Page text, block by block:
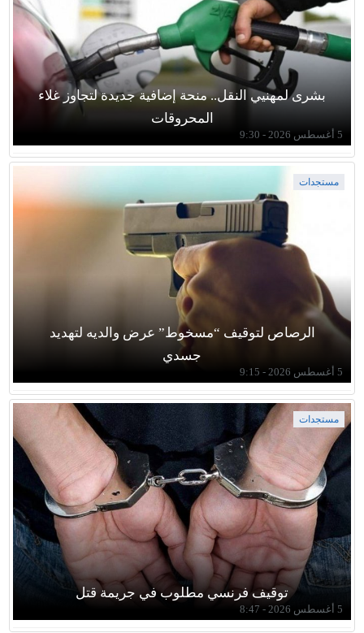
بشرى لمهنيي النقل.. منحة إضافية جديدة لتجاوز غلاء
المحروقات
5 أغسطس 2026 - 9:30
مستجدات
الرصاص لتوقيف “مسخوط” عرض والديه لتهديد
جسدي
5 أغسطس 2026 - 9:15
مستجدات
توقيف فرنسي مطلوب في جريمة قتل
5 أغسطس 2026 - 8:47